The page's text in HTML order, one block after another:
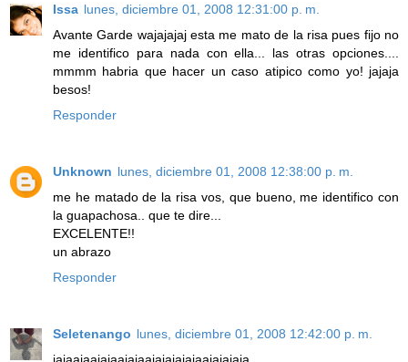
Issa lunes, diciembre 01, 2008 12:31:00 p. m.
Avante Garde wajajajaj esta me mato de la risa pues fijo no
me identifico para nada con ella... las otras opciones....
mmmm habria que hacer un caso atipico como yo! jajaja
besos!
Responder
Unknown lunes, diciembre 01, 2008 12:38:00 p. m.
me he matado de la risa vos, que bueno, me identifico con
la guapachosa.. que te dire...
EXCELENTE!!
un abrazo
Responder
Seletenango lunes, diciembre 01, 2008 12:42:00 p. m.